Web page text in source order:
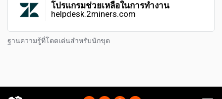
โปรแกรมช่วยเหลือในการทำงาน
helpdesk.2miners.com
ฐานความรู้ที่โดดเด่นสำหรับนักขุด